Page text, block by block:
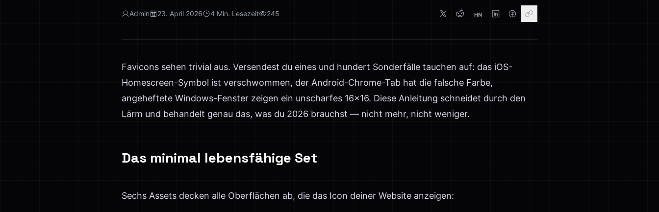
Admin 23. April 2026 4 Min. Lesezeit 245 HN
Favicons sehen trivial aus. Versendest du eines und hundert Sonderfälle tauchen auf: das iOS-
Homescreen-Symbol ist verschwommen, der Android-Chrome-Tab hat die falsche Farbe,
angeheftete Windows-Fenster zeigen ein unscharfes 16×16. Diese Anleitung schneidet durch den
Lärm und behandelt genau das, was du 2026 brauchst — nicht mehr, nicht weniger.
Das minimal lebensfähige Set
Sechs Assets decken alle Oberflächen ab, die das Icon deiner Website anzeigen: